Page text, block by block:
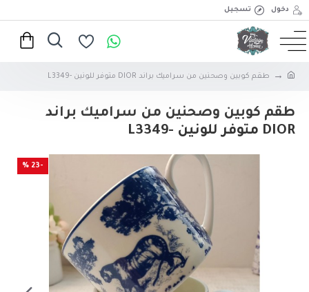
دخول تسجيل
طقم كوبين وصحنين من سراميك براند DIOR متوفر للونين -L3349
طقم كوبين وصحنين من سراميك براند
DIOR متوفر للونين -L3349
-23 %